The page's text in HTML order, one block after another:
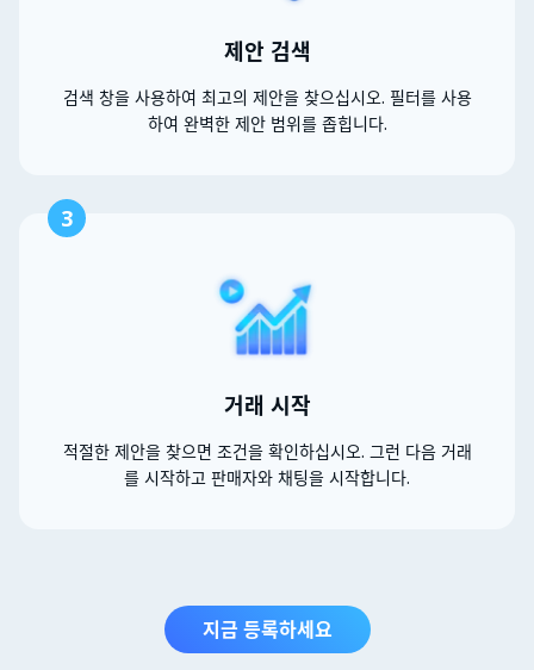
제안 검색
검색 창을 사용하여 최고의 제안을 찾으십시오. 필터를 사용
하여 완벽한 제안 범위를 좁힙니다.
3
거래 시작
적절한 제안을 찾으면 조건을 확인하십시오. 그런 다음 거래
를 시작하고 판매자와 채팅을 시작합니다.
지금 등록하세요